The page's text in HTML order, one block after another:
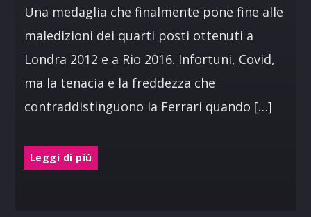
Una medaglia che finalmente pone fine alle
maledizioni dei quarti posti ottenuti a
Londra 2012 e a Rio 2016. Infortuni, Covid,
ma la tenacia e la freddezza che
contraddistinguono la Ferrari quando […]
Leggi di più